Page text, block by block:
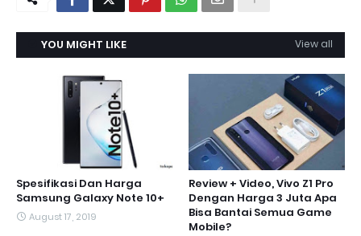
YOU MIGHT LIKE View all
Spesifikasi Dan Harga
Samsung Galaxy Note 10+
August 17, 2019
Review + Video, Vivo Z1 Pro
Dengan Harga 3 Juta Apa
Bisa Bantai Semua Game
Mobile?